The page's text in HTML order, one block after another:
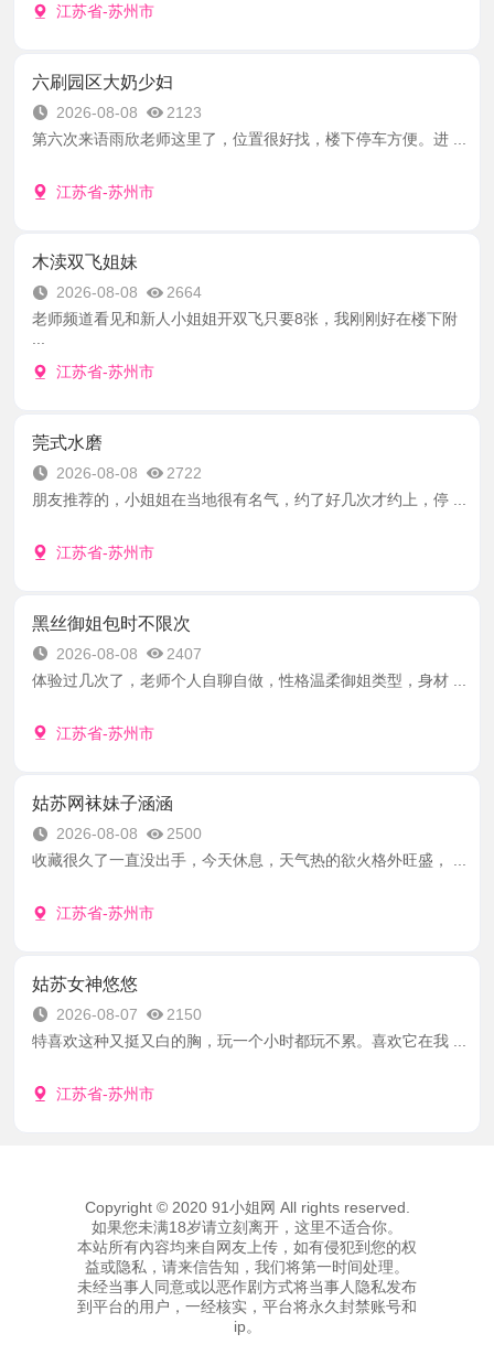
江苏省-苏州市
六刷园区大奶少妇
2026-08-08
2123
第六次来语雨欣老师这里了，位置很好找，楼下停车方便。进 ...
江苏省-苏州市
木渎双飞姐妹
2026-08-08
2664
老师频道看见和新人小姐姐开双飞只要8张，我刚刚好在楼下附
...
江苏省-苏州市
莞式水磨
2026-08-08
2722
朋友推荐的，小姐姐在当地很有名气，约了好几次才约上，停 ...
江苏省-苏州市
黑丝御姐包时不限次
2026-08-08
2407
体验过几次了，老师个人自聊自做，性格温柔御姐类型，身材 ...
江苏省-苏州市
姑苏网袜妹子涵涵
2026-08-08
2500
收藏很久了一直没出手，今天休息，天气热的欲火格外旺盛， ...
江苏省-苏州市
姑苏女神悠悠
2026-08-07
2150
特喜欢这种又挺又白的胸，玩一个小时都玩不累。喜欢它在我 ...
江苏省-苏州市
Copyright © 2020 91小姐网 All rights reserved.
如果您未满18岁请立刻离开，这里不适合你。
本站所有內容均来自网友上传，如有侵犯到您的权
益或隐私，请来信告知，我们将第一时间处理。
未经当事人同意或以恶作剧方式将当事人隐私发布
到平台的用户，一经核实，平台将永久封禁账号和
ip。